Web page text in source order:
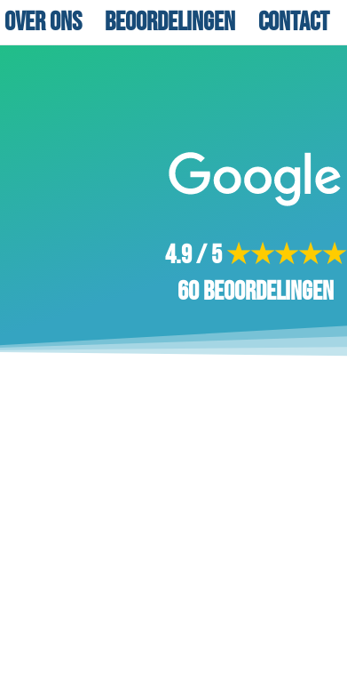
Over ons Beoordelingen Contact
4.9 / 5★★★★★
60 beoordelingen